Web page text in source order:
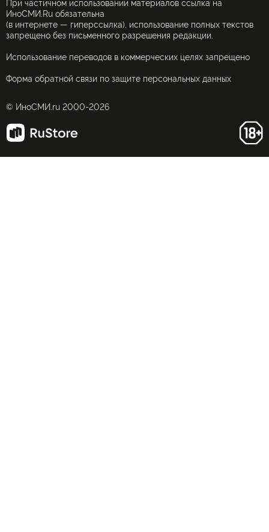
При частичном использовании материалов ссылка на
ИноСМИ.Ru обязательна
(в интернете — гиперссылка), использование полных текстов
запрещено без письменного разрешения редакции.
Использование переводов в коммерческих целях запрещено
Форма обратной связи по защите персональных данных
© ИноСМИ.ru 2000-2026